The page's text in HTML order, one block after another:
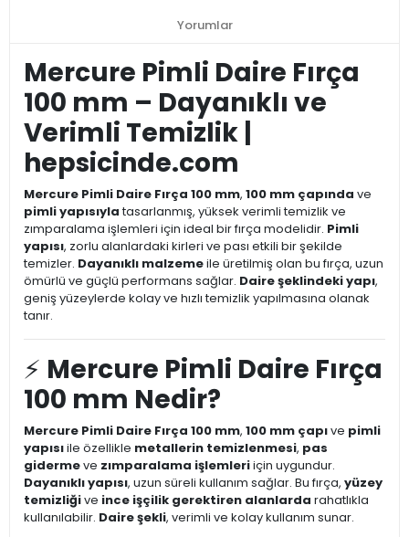
Yorumlar
Mercure Pimli Daire Fırça
100 mm – Dayanıklı ve
Verimli Temizlik |
hepsicinde.com
Mercure Pimli Daire Fırça 100 mm, 100 mm çapında ve
pimli yapısıylatasarlanmış, yüksek verimli temizlik ve
zımparalama işlemleri için ideal bir fırça modelidir. Pimli
yapısı, zorlu alanlardaki kirleri ve pası etkili bir şekilde
temizler. Dayanıklı malzemeile üretilmiş olan bu fırça, uzun
ömürlü ve güçlü performans sağlar. Daire şeklindeki yapı,
geniş yüzeylerde kolay ve hızlı temizlik yapılmasına olanak
tanır.
⚡ Mercure Pimli Daire Fırça
100 mm Nedir?
Mercure Pimli Daire Fırça 100 mm, 100 mm çapıve pimli
yapısıile özellikle metallerin temizlenmesi, pas
gidermeve zımparalama işlemleriiçin uygundur.
Dayanıklı yapısı, uzun süreli kullanım sağlar. Bu fırça, yüzey
temizliğive ince işçilik gerektiren alanlarda rahatlıkla
kullanılabilir. Daire şekli, verimli ve kolay kullanım sunar.